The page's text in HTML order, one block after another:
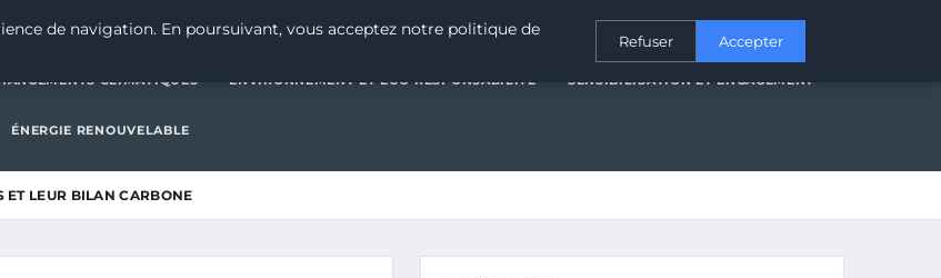
CATÉGORIE CHANGEMENTS CLIMATIQUES ENVIRONNEMENT ET ÉCO-RESPONSABILITÉSENSIBILISATION ET ENGAGEMENT
CLIMATIQUES ENVIRONNEMENT ET ÉCO-RESPONSABILITÉ SENSIBILISATION ET ENGAGEMENT
ÉNERGIE RENOUVELABLE
ET LEUR BILAN CARBONE
de navigation. En poursuivant, vous acceptez notre politique de
Refuser Accepter